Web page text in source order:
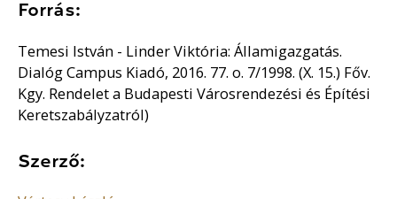
Forrás:
Temesi István - Linder Viktória: Államigazgatás.
Dialóg Campus Kiadó, 2016. 77. o. 7/1998. (X. 15.) Főv.
Kgy. Rendelet a Budapesti Városrendezési és Építési
Keretszabályzatról)
Szerző: